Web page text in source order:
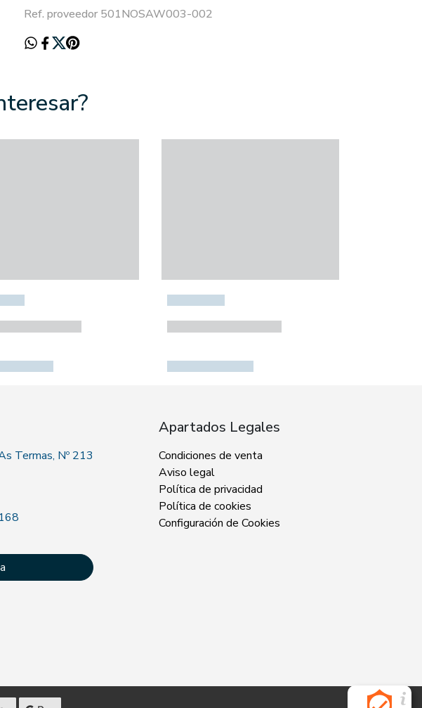
Ref. proveedor 501NOSAW003-002
Termas, Nº 213
Apartados Legales
Condiciones de venta
Aviso legal
Política de privacidad
Política de cookies
Configuración de Cookies